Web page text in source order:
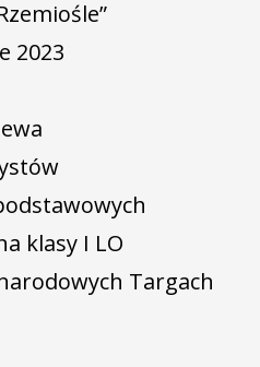
2023
klasy I LO
Targach